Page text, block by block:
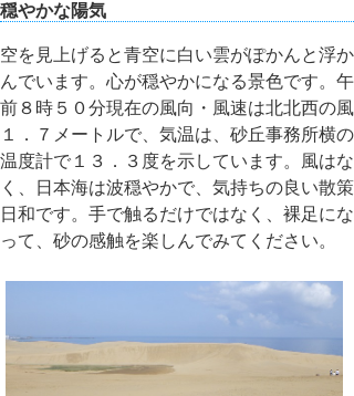
穏やかな陽気
空を見上げると青空に白い雲がぽかんと浮か
んでいます。心が穏やかになる景色です。午
前８時５０分現在の風向・風速は北北西の風
１．７メートルで、気温は、砂丘事務所横の
温度計で１３．３度を示しています。風はな
く、日本海は波穏やかで、気持ちの良い散策
日和です。手で触るだけではなく、裸足にな
って、砂の感触を楽しんでみてください。